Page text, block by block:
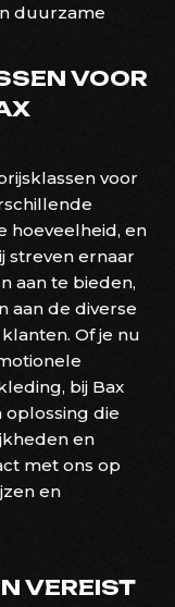
duurzame
VOOR
voor
hoeveelheid, en
streven ernaar
aan te bieden,
aan de diverse
Of je nu
bij Bax
oplossing die
en
met ons op
en
VEREIST